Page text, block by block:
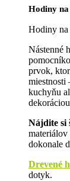
Hodiny
Hodiny na
Nástenné
prvok,
miestnosti
kuchyňu
Nájdite si
dokonale
Drevené
dotyk.